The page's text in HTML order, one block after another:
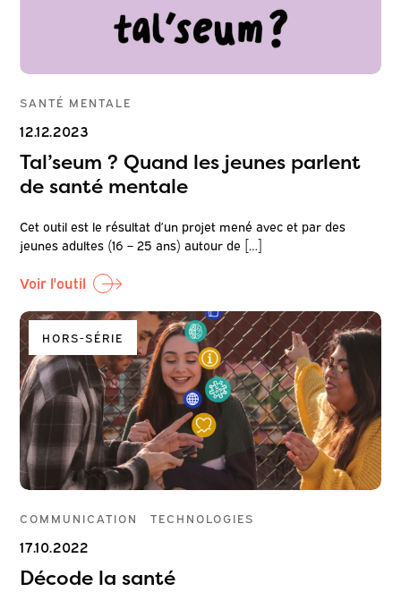
SANTÉ MENTALE
12.12.2023
Tal’seum ? Quand les jeunes parlent
de santé mentale
Cet outil est le résultat d’un projet mené avec et par des
jeunes adultes (16 – 25 ans) autour de […]
Voir l'outil
HORS-SÉRIE
COMMUNICATION TECHNOLOGIES
17.10.2022
Décode la santé